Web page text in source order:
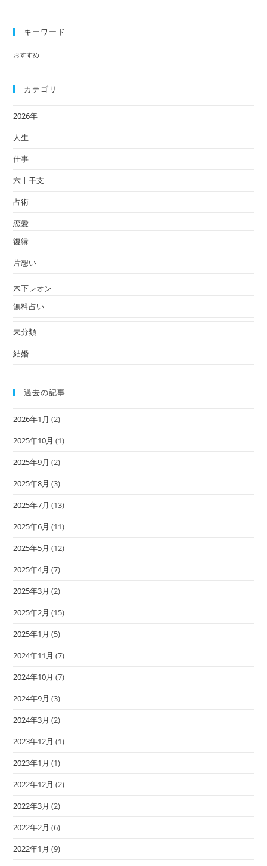
キーワード
おすすめ
カテゴリ
2026年
人生
仕事
六十干支
占術
恋愛
復縁
片想い
木下レオン
無料占い
未分類
結婚
過去の記事
2026年1月 (2)
2025年10月 (1)
2025年9月 (2)
2025年8月 (3)
2025年7月 (13)
2025年6月 (11)
2025年5月 (12)
2025年4月 (7)
2025年3月 (2)
2025年2月 (15)
2025年1月 (5)
2024年11月 (7)
2024年10月 (7)
2024年9月 (3)
2024年3月 (2)
2023年12月 (1)
2023年1月 (1)
2022年12月 (2)
2022年3月 (2)
2022年2月 (6)
2022年1月 (9)